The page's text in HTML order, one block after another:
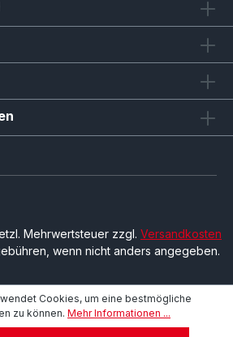
Mehrwertsteuer zzgl. Versandkosten
wenn nicht anders angegeben.
Cookies, um eine bestmögliche
zu können. Mehr Informationen ...